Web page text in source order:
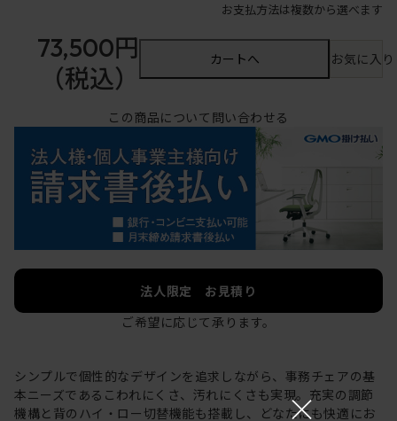
お支払方法は複数から選べます
73,500円
（税込）
カートへ お気に入
この商品について問い合わせる
法人限定 お見積り
ご希望に応じて承ります。
シンプルで個性的なデザインを追求しながら、事務チェアの基
本ニーズであるこわれにくさ、汚れにくさも実現。充実の調節
機構と背のハイ・ロー切替機能も搭載し、どなたにも快適にお
×